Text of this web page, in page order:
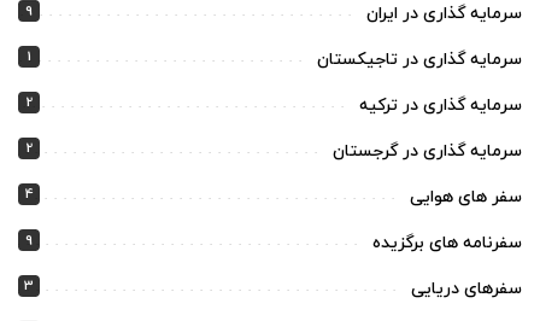
سرمایه گذاری در ایران 9
سرمایه گذاری در تاجیکستان 1
سرمایه گذاری در ترکیه 2
سرمایه گذاری در گرجستان 2
سفر های هوایی 4
سفرنامه های برگزیده 9
سفرهای دریایی 3